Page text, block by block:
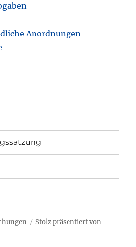
Anordnungen
Stolz präsentiert von